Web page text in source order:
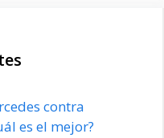
contra
es el mejor?